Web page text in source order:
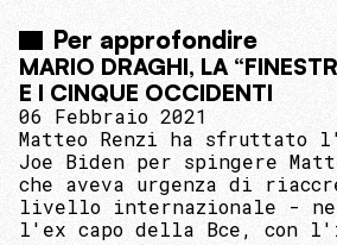
Per approfondire
MARIO DRAGHI, LA
E I CINQUE OCCIDENTI
06 Febbraio 2021
Matteo Renzi ha sfruttato
Joe Biden per spingere
che aveva urgenza di
livello internazionale -
l'ex capo della Bce, con